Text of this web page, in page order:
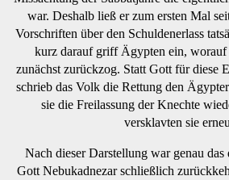
war. Deshalb ließ er zum ersten Mal
Vorschriften über den Schuldenerlass
kurz darauf griff Ägypten ein, worauf
zunächst zurückzog. Statt Gott für diese
schrieb das Volk die Rettung den
sie die Freilassung der Knechte
versklavten sie
Nach dieser Darstellung war genau das
Gott Nebukadnezar schließlich